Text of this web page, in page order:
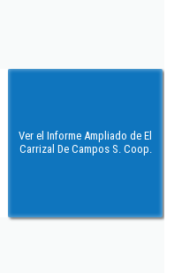
Ver el Informe Ampliado de El
Carrizal De Campos S. Coop.